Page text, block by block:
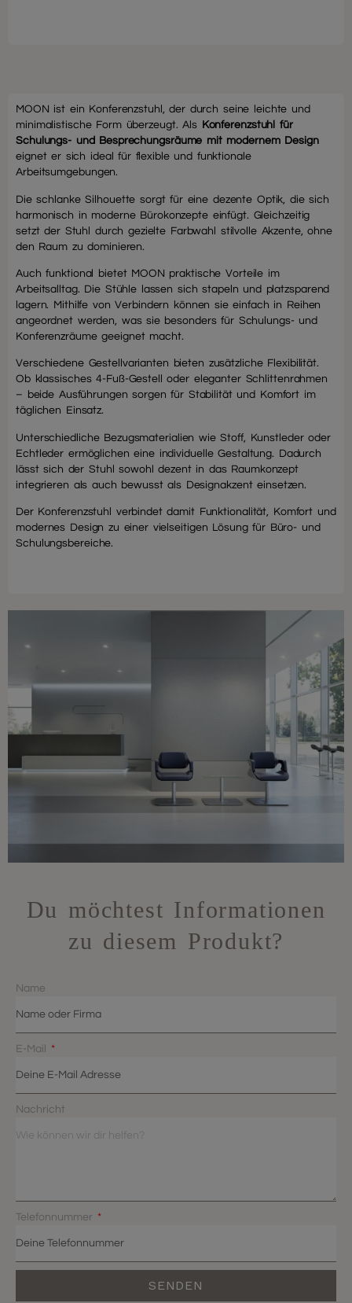
MOON ist ein Konferenzstuhl, der durch seine leichte und
minimalistische Form überzeugt. Als Konferenzstuhl für
Schulungs- und Besprechungsräume mit modernem Design
eignet er sich ideal für flexible und funktionale
Arbeitsumgebungen.
Die schlanke Silhouette sorgt für eine dezente Optik, die sich
harmonisch in moderne Bürokonzepte einfügt. Gleichzeitig
setzt der Stuhl durch gezielte Farbwahl stilvolle Akzente, ohne
den Raum zu dominieren.
Auch funktional bietet MOON praktische Vorteile im
Arbeitsalltag. Die Stühle lassen sich stapeln und platzsparend
lagern. Mithilfe von Verbindern können sie einfach in Reihen
angeordnet werden, was sie besonders für Schulungs- und
Konferenzräume geeignet macht.
Verschiedene Gestellvarianten bieten zusätzliche Flexibilität.
Ob klassisches 4-Fuß-Gestell oder eleganter Schlittenrahmen
– beide Ausführungen sorgen für Stabilität und Komfort im
täglichen Einsatz.
Unterschiedliche Bezugsmaterialien wie Stoff, Kunstleder oder
Echtleder ermöglichen eine individuelle Gestaltung. Dadurch
lässt sich der Stuhl sowohl dezent in das Raumkonzept
integrieren als auch bewusst als Designakzent einsetzen.
Der Konferenzstuhl verbindet damit Funktionalität, Komfort und
modernes Design zu einer vielseitigen Lösung für Büro- und
Schulungsbereiche.
Du möchtest Informationen
zu diesem Produkt?
Name
E-Mail
Nachricht
Telefonnummer
SENDEN